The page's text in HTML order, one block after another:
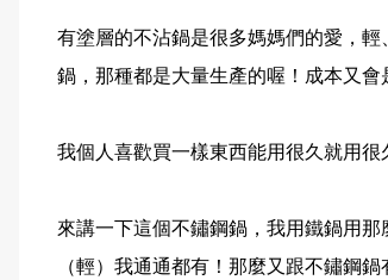
有塗層的不沾鍋是很多媽媽們的愛，
鍋，那種都是大量生產的喔！成本又會
我個人喜歡買一樣東西能用很久就用
來講一下這個不鏽鋼鍋，我用鐵鍋用
（輕）我通通都有！那麼又跟不鏽鋼